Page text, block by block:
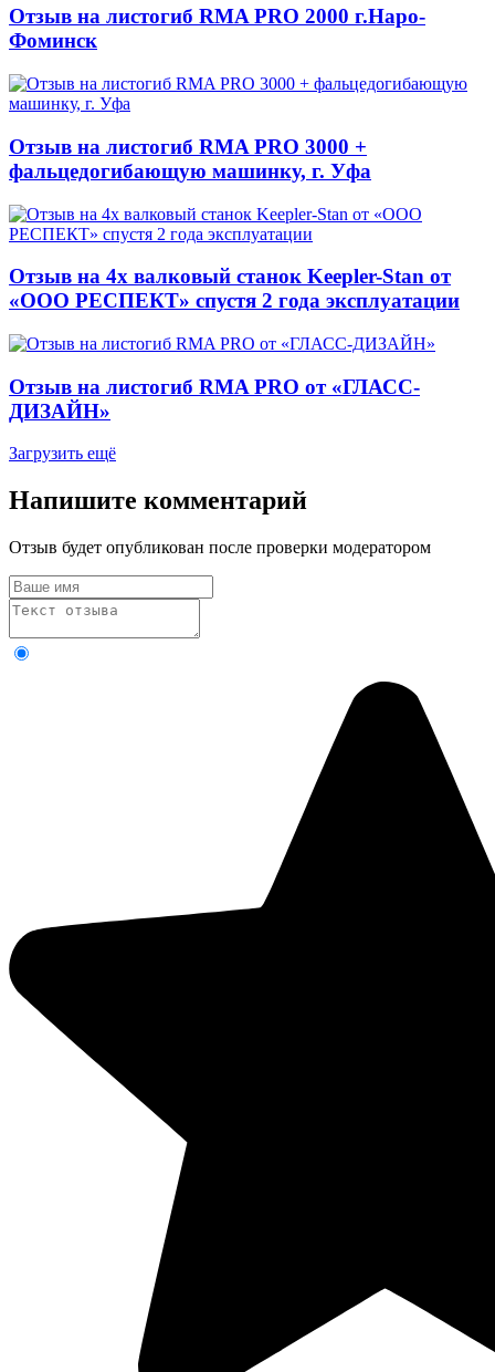
Отзыв на листогиб RMA PRO 2000 г.Наро-
Фоминск
Отзыв на листогиб RMA PRO 3000 +
фальцедогибающую машинку, г. Уфа
Отзыв на 4х валковый станок Keepler-Stan от
«ООО РЕСПЕКТ» спустя 2 года эксплуатации
Отзыв на листогиб RMA PRO от «ГЛАСС-
ДИЗАЙН»
Загрузить ещё
Напишите комментарий
Отзыв будет опубликован после проверки модератором